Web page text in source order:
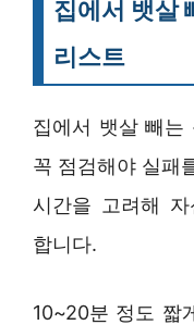
집에서 뱃살
리스트
집에서 뱃살 빼는
꼭 점검해야 실패
시간을 고려해
합니다.
10~20분 정도 짧